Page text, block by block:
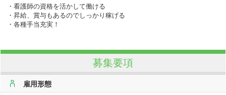
・看護師の資格を活かして働ける
・昇給、賞与もあるのでしっかり稼げる
・各種手当充実！
募集要項
雇用形態